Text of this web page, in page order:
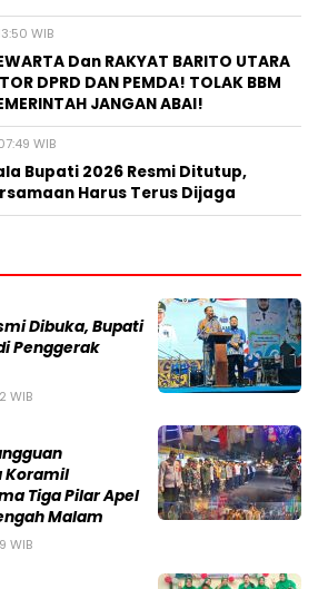
WIB
Dan RAKYAT BARITO UTARA
DPRD DAN PEMDA! TOLAK BBM
JANGAN ABAI!
WIB
Bupati 2026 Resmi Ditutup,
Harus Terus Dijaga
Dibuka, Bupati
Penggerak
WIB
Koramil
Tiga Pilar Apel
Malam
WIB